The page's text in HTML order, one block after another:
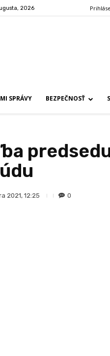
2026
SPRÁVY BEZPEČNOSŤ
2021, 12:25 0